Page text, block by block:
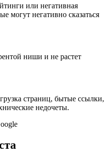
или негативная
могут негативно сказаться
ниши и не растет
страниц, бытые ссылки,
недочеты.